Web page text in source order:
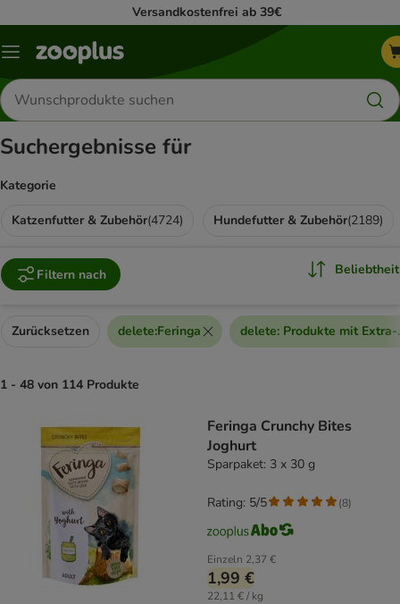
Versandkostenfrei ab 39€
Menü
Produkte
suchen
Suchergebnisse für
Kategorie
Katzenfutter & Zubehör(4724) Hundefutter & Zubehör(2189)
Filtern nach Beliebtheit
Zurücksetzen delete:Feringa delete: Produkte mit
1 - 48 von 114 Produkte
Feringa Crunchy Bites
Joghurt
Sparpaket: 3 x 30 g
Einzeln 2,37 €
1,99 €
22,11 € / kg
Rating: 5/5 (8)